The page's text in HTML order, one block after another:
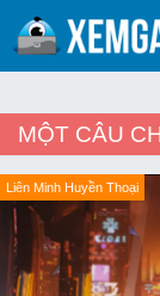
MỘT CÂU
Liên Minh Huyền Thoại